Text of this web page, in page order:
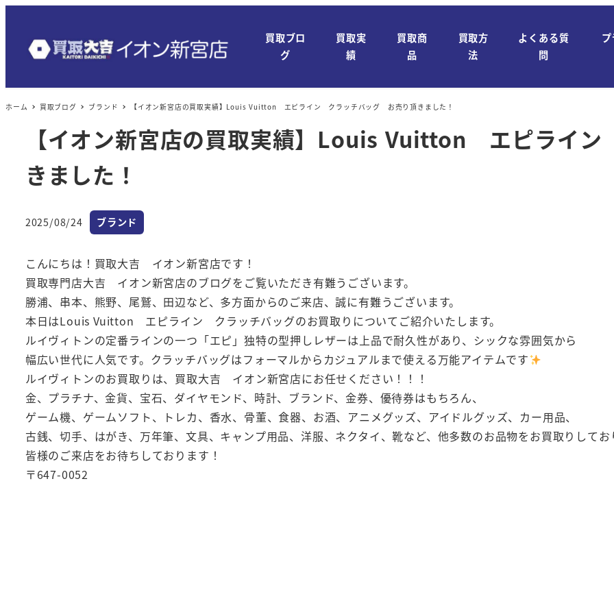
ン
テ
買取ブロ
グ
買取実
績
買取商
品
買取方
法
よくある質
問
ホーム 買取ブログ ブランド 【イオン新宮店の買取実績】Louis Vuitton エピライン クラッチバッグ お売り頂きました！
【イオン新宮店の買取実績】Louis Vuitton エピライ
きました！
投稿日
2025/08/24 カテゴリー
ブランド
こんにちは！買取大吉 イオン新宮店です！
買取専門店大吉 イオン新宮店のブログをご覧いただき有難うございます。
勝浦、串本、熊野、尾鷲、田辺など、多方面からのご来店、誠に有難うございます。
本日はLouis Vuitton エピライン クラッチバッグのお買取りについてご紹介いたします。
ルイヴィトンの定番ラインの一つ「エピ」独特の型押しレザーは上品で耐久性があり、シックな雰囲気から
幅広い世代に人気です。クラッチバッグはフォーマルからカジュアルまで使える万能アイテムです
ルイヴィトンのお買取りは、買取大吉 イオン新宮店にお任せください！！！
金、プラチナ、金貨、宝石、ダイヤモンド、時計、ブランド、金券、優待券はもちろん、
ゲーム機、ゲームソフト、トレカ、香水、骨董、食器、お酒、アニメグッズ、アイドルグッズ、カー用品、
古銭、切手、はがき、万年筆、文具、キャンプ用品、洋服、ネクタイ、靴など、他多数のお品物をお買取りして
皆様のご来店をお待ちしております！
〒647-0052